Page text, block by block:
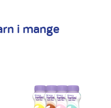
i mange